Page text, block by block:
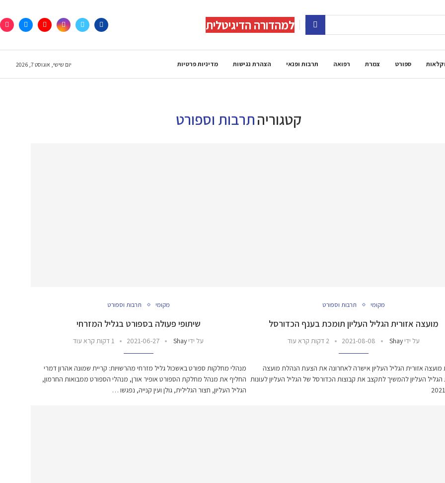
למהדורה הדיגיטלית
ספורט צמרת רפואה תרבות ופנאי הצהרת נגישות מדיניות פרטיות יום שישי, אוגוסט 7, 2026
קטגוריהתרבות וספורט
מקומי תרבות וספורט
מועצה אזורית הגליל העליון תומכת בענף הכדורסל
על ידיShay
2021-08-08 2 דקות קרא עוד
אזורית הגליל העליון אישרה לאחרונה את הצעת הנהלת מועצה
הגליל העליון להמשיך לתקצב את קבוצות הכדורסל של הגליל העליון לעונות
מקומי תרבות וספורט
שיתופי פעולה בספורט בגליל המזרחי
על ידיShay
2021-06-27 1 דקות קרא עוד
מנהלי מחלקות ספורט באשכול גליל מזרחי מהרשויות: קריית שמונה אהרון דמרי
החליף את מנהל מחלקת הספורט אופיר אורן, מנהלי הספורט ממבואות החרמון,
הגליל העליון, חצור הגלילית, גולן ועין קנייה, נפגשו …